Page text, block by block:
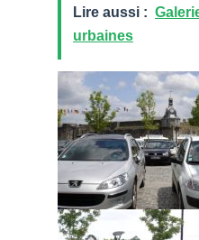
Lire aussi :
urbaines